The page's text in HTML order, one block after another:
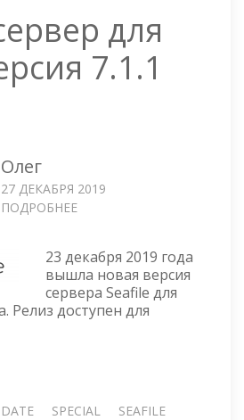
для
7.1.1
Олег
27 ДЕКАБРЯ 2019
ПОДРОБНЕЕ
ДЛЯ
LINUX
ВЕРСИЯ
7.1.1
23 декабря 2019 года
вышла новая версия
сервера Seafile для
Релиз доступен для
SPECIAL SEAFILE